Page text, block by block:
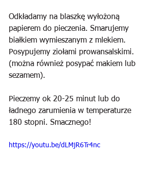
Odkładamy na blaszkę wyłożoną
papierem do pieczenia. Smarujemy
białkiem wymieszanym z mlekiem.
Posypujemy ziołami prowansalskimi.
(można również posypać makiem lub
sezamem).
Pieczemy ok 20-25 minut lub do
ładnego zarumienia w temperaturze
180 stopni. Smacznego!
https://youtu.be/dLMjR6Tr4nc